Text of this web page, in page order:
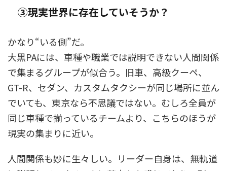
③現実世界に存在していそうか？
かなり“いる側”だ。
大黒PAには、車種や職業では説明できない人間関係
で集まるグループが似合う。旧車、高級クーペ、
GT-R、セダン、カスタムタクシーが同じ場所に並ん
でいても、東京なら不思議ではない。むしろ全員が
同じ車種で揃っているチームより、こちらのほうが
現実の集まりに近い。
人間関係も妙に生々しい。リーダー自身は、無軌道